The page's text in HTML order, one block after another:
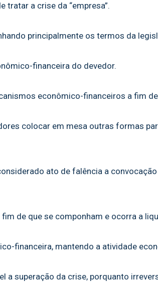
a crise da “empresa”.
principalmente os termos da
financeira do devedor.
econômico-financeiros a fim de
colocar em mesa outras formas
ato de falência a
de que se componham e ocorra a
financeira, mantendo a atividade
superação da crise, porquanto